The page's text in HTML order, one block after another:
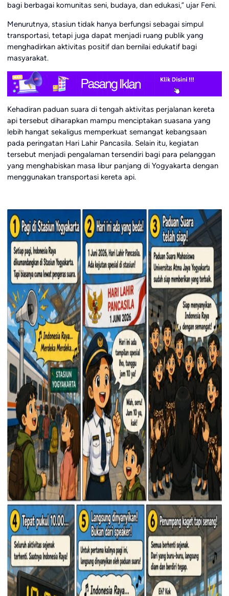
bagi berbagai komunitas seni, budaya, dan edukasi,” ujar Feni.
Menurutnya, stasiun tidak hanya berfungsi sebagai simpul
transportasi, tetapi juga dapat menjadi ruang publik yang
menghadirkan aktivitas positif dan bernilai edukatif bagi
masyarakat.
Kehadiran paduan suara di tengah aktivitas perjalanan kereta
api tersebut diharapkan mampu menciptakan suasana yang
lebih hangat sekaligus memperkuat semangat kebangsaan
pada peringatan Hari Lahir Pancasila. Selain itu, kegiatan
tersebut menjadi pengalaman tersendiri bagi para pelanggan
yang menghabiskan masa libur panjang di Yogyakarta dengan
menggunakan transportasi kereta api.